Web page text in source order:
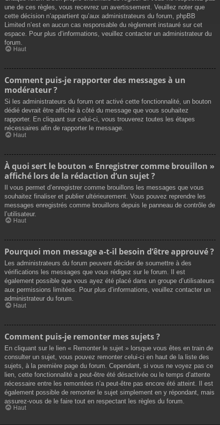
une de ces règles, vous recevrez un avertissement. Veuillez noter que
cette décision n’appartient qu’aux administrateurs du forum, phpBB
Limited n’est en aucun cas responsable du règlement instauré sur cet
espace. Pour plus d’informations, veuillez contacter un administrateur du
forum.
Haut
Comment puis-je rapporter des messages à un
modérateur ?
Si les administrateurs du forum ont activé cette fonctionnalité, un bouton
dédié devrait être affiché à côté du message que vous souhaitez
rapporter. En cliquant sur celui-ci, vous trouverez toutes les étapes
nécessaires afin de rapporter le message.
Haut
À quoi sert le bouton « Enregistrer comme brouillon »
affiché lors de la rédaction d’un sujet ?
Il vous permet d’enregistrer comme brouillons les messages que vous
souhaitez finaliser et publier ultérieurement. Vous pouvez reprendre les
messages enregistrés comme brouillons depuis le panneau de contrôle de
l’utilisateur.
Haut
Pourquoi mon message a-t-il besoin d’être approuvé ?
Les administrateurs du forum peuvent décider de soumettre à des
vérifications les messages que vous rédigez sur le forum. Il est
également possible que vous ayez été placé dans un groupe d’utilisateurs
aux permissions limitées. Pour plus d’informations, veuillez contacter un
administrateur du forum.
Haut
Comment puis-je remonter mes sujets ?
En cliquant sur le lien « Remonter le sujet » lorsque vous êtes en train de
consulter un sujet, vous pouvez remonter celui-ci en haut de la liste des
sujets, à la première page du forum. Cependant, si vous ne voyez pas ce
lien, cette fonctionnalité a peut-être été désactivée ou le temps d’attente
nécessaire entre les remontées n’a peut-être pas encore été atteint. Il est
également possible de remonter le sujet simplement en y répondant, mais
assurez-vous de le faire tout en respectant les règles du forum.
Haut